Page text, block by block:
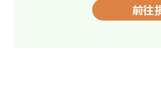
前往